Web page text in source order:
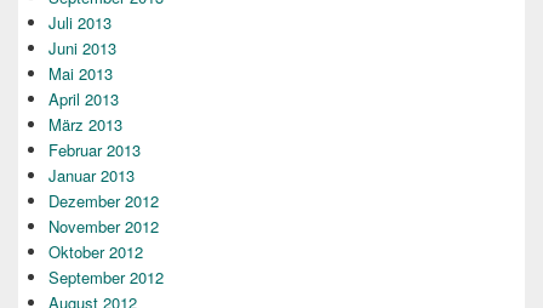
Juli 2013
Juni 2013
Mai 2013
April 2013
März 2013
Februar 2013
Januar 2013
Dezember 2012
November 2012
Oktober 2012
September 2012
August 2012